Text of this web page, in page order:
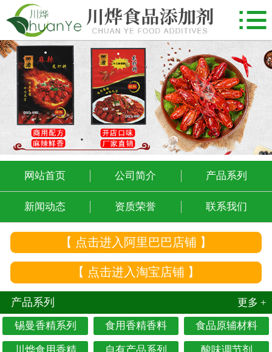
网站首页
公司简介
产品系列
新闻动态
资质荣誉
联系我们

网站首页 公司简介 产品系列
新闻动态 资质荣誉 联系我们
【 点击进入阿里巴巴店铺 】
【 点击进入淘宝店铺 】
产品系列 更多 +
锡曼香精系列 食用香精香料 食品原辅材料